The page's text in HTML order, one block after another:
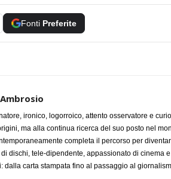
Fonti Preferite
ironico, logorroico, attento osservatore e
ma alla continua ricerca del suo posto nel
completa il percorso per
dischi, tele-dipendente, appassionato di cinema
dalla carta stampata fino al passaggio al